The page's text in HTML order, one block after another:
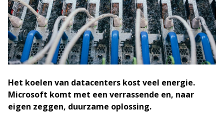
Het koelen van datacenters kost veel energie.
Microsoft komt met een verrassende en, naar
eigen zeggen, duurzame oplossing.